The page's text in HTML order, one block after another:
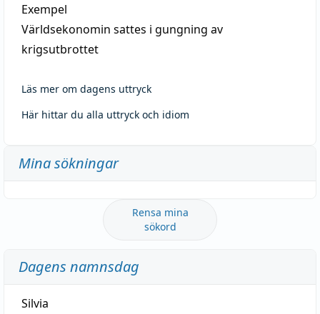
Exempel
Världsekonomin sattes i gungning av
krigsutbrottet
Läs mer om dagens uttryck
Här hittar du alla uttryck och idiom
Mina sökningar
Rensa mina
sökord
Dagens namnsdag
Silvia